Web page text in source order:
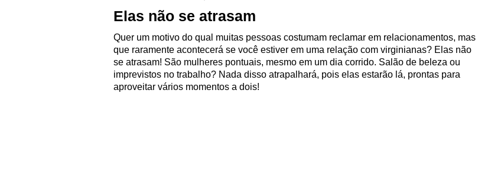
Elas não se atrasam
Quer um motivo do qual muitas pessoas costumam reclamar em relacionamentos, mas
que raramente acontecerá se você estiver em uma relação com virginianas? Elas não
se atrasam! São mulheres pontuais, mesmo em um dia corrido. Salão de beleza ou
imprevistos no trabalho? Nada disso atrapalhará, pois elas estarão lá, prontas para
aproveitar vários momentos a dois!